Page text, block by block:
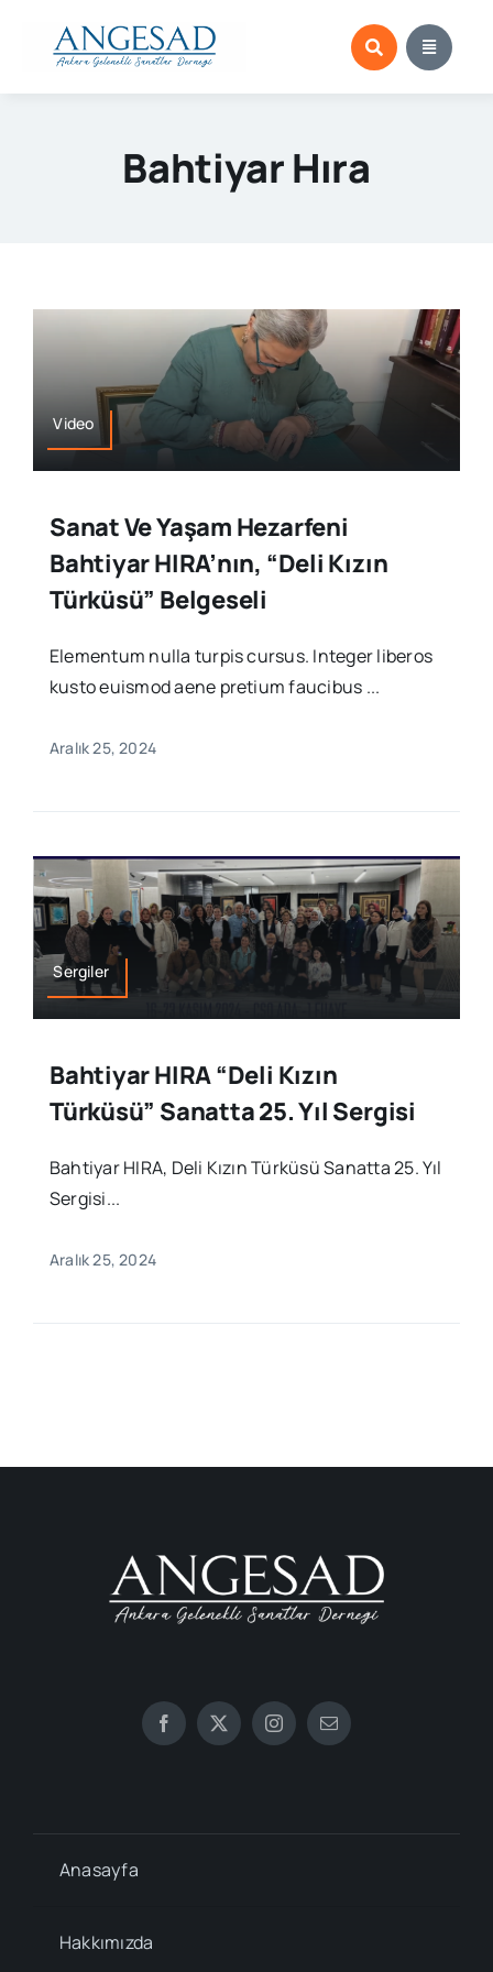
Bahtiyar Hıra
Video
Sanat Ve Yaşam Hezarfeni
Bahtiyar HIRA’nın, “Deli Kızın
Türküsü” Belgeseli
Elementum nulla turpis cursus. Integer liberos
kusto euismod aene pretium faucibus ...
Aralık 25, 2024
Sergiler
Bahtiyar HIRA “Deli Kızın
Türküsü” Sanatta 25. Yıl Sergisi
Bahtiyar HIRA, Deli Kızın Türküsü Sanatta 25. Yıl
Sergisi...
Aralık 25, 2024
Anasayfa
Hakkımızda